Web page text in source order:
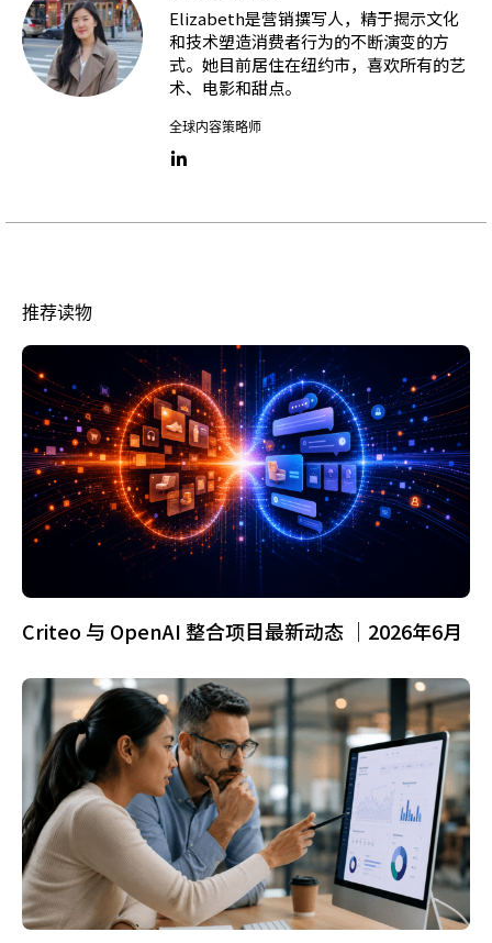
Elizabeth是营销撰写人，精于揭示文化
和技术塑造消费者行为的不断演变的方
式。她目前居住在纽约市，喜欢所有的艺
术、电影和甜点。
全球内容策略师
LinkedIn link
推荐读物
Criteo 与 OpenAI 整合项目最新动态 ｜2026年6月